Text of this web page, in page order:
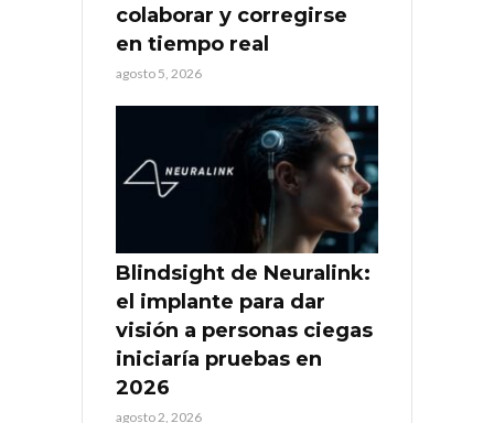
colaborar y corregirse
en tiempo real
agosto 5, 2026
Blindsight de Neuralink:
el implante para dar
visión a personas ciegas
iniciaría pruebas en
2026
agosto 2, 2026